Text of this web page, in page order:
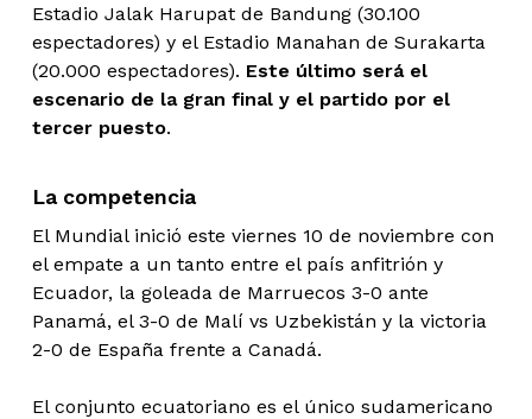
Estadio Jalak Harupat de Bandung (30.100
espectadores) y el Estadio Manahan de Surakarta
(20.000 espectadores). Este último será el
escenario de la gran final y el partido por el
tercer puesto.
La competencia
El Mundial inició este viernes 10 de noviembre con
el empate a un tanto entre el país anfitrión y
Ecuador, la goleada de Marruecos 3-0 ante
Panamá, el 3-0 de Malí vs Uzbekistán y la victoria
2-0 de España frente a Canadá.
El conjunto ecuatoriano es el único sudamericano